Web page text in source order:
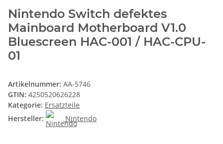
Nintendo Switch defektes
Mainboard Motherboard V1.0
Bluescreen HAC-001 / HAC-CPU-
01
Artikelnummer: AA-5746
GTIN: 4250520626228
Kategorie: Ersatzteile
Hersteller:
Nintendo